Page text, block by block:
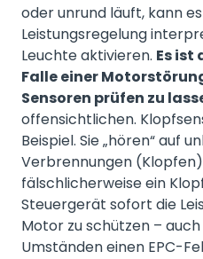
oder unrund läuft, kann
Leistungsregelung
Leuchte aktivieren. Es ist
Falle einer
Sensoren prüfen zu
offensichtlichen.
Beispiel. Sie „hören“ auf
Verbrennungen
fälschlicherweise ein
Steuergerät sofort die
Motor zu schützen –
Umständen einen EPC-